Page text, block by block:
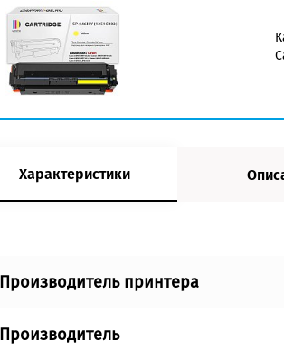
Характеристики
Производитель принтера
Производитель